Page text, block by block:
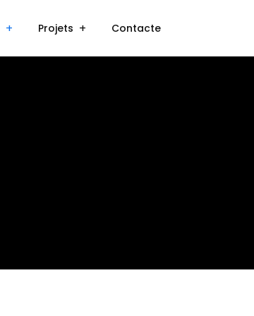
Projets Contacte